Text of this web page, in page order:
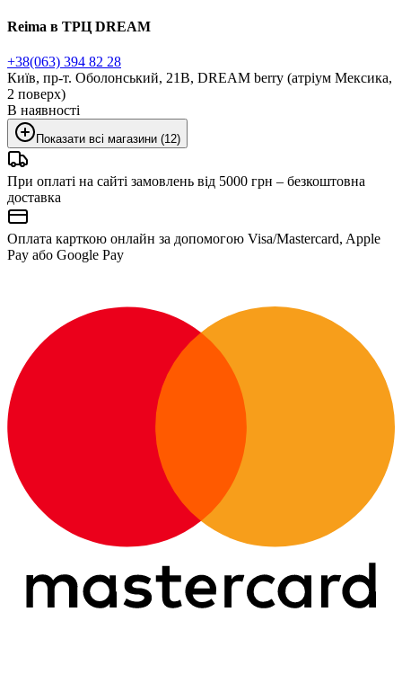
Reima в ТРЦ DREAM
+38(063) 394 82 28
Київ, пр-т. Оболонський, 21В, DREAM berry (атріум Мексика,
2 поверх)
В наявності
Показати всі магазини (12)
При оплаті на сайті замовлень від 5000 грн – безкоштовна
доставка
Оплата карткою онлайн за допомогою Visa/Mastercard, Apple
Pay або Google Pay